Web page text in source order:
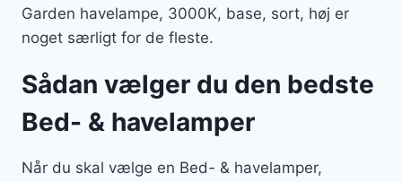
Garden havelampe, 3000K, base, sort, høj er
noget særligt for de fleste.
Sådan vælger du den bedste
Bed- & havelamper
Når du skal vælge en Bed- & havelamper,